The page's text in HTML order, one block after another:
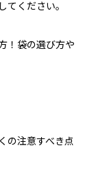
てください。
！袋の選び方や
の注意すべき点